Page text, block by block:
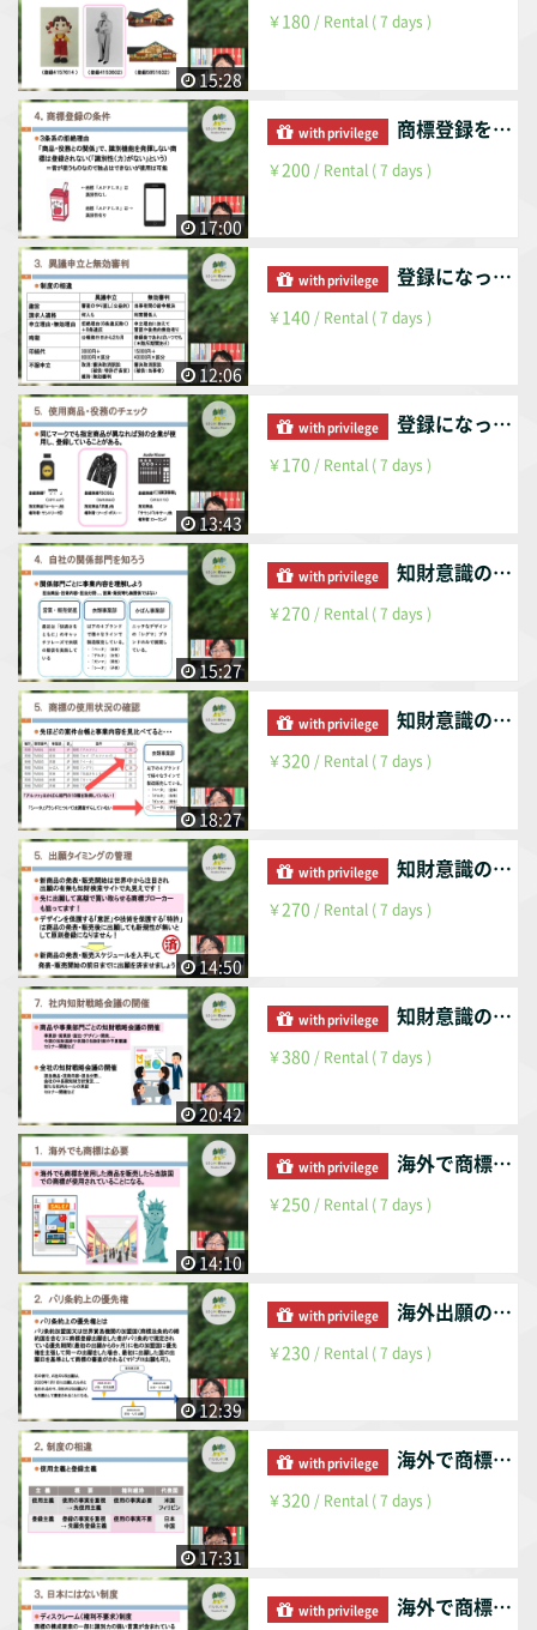
15:28
￥180 / Rental ( 7 days )
17:00
with privilege 商標登録を受けるには（後編）
￥200 / Rental ( 7 days )
12:06
with privilege 登録になった後は？（前編）
￥140 / Rental ( 7 days )
13:43
with privilege 登録になった後は？（後編）
￥170 / Rental ( 7 days )
15:27
with privilege 知財意識のない企業の知財担当者は何をすべきか？（前編）
￥270 / Rental ( 7 days )
18:27
with privilege 知財意識のない企業の知財担当者は何をすべきか？（後編）
￥320 / Rental ( 7 days )
14:50
with privilege 知財意識のある企業の知財担当者は何をすべきか？（前編）
￥270 / Rental ( 7 days )
20:42
with privilege 知財意識のある企業の知財担当者は何をすべきか？（後編）
￥380 / Rental ( 7 days )
14:10
with privilege 海外で商標を意識する理由
￥250 / Rental ( 7 days )
12:39
with privilege 海外出願の方法について
￥230 / Rental ( 7 days )
17:31
with privilege 海外で商標登録を受けるために（総論・出願編）
￥320 / Rental ( 7 days )
with privilege 海外で商標登録を受けるために（出願・登録編）